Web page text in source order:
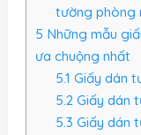
tường phòng
5 Những mẫu
ưa chuộng nhất
5.1 Giấy dán
5.2Giấy dán
5.3 Giấy dán